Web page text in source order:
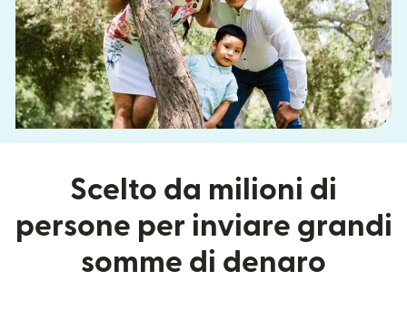
Scelto da milioni di
persone per inviare grandi
somme di denaro